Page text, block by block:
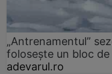
„Antrenamentul”
folosește un bloc
adevarul.ro